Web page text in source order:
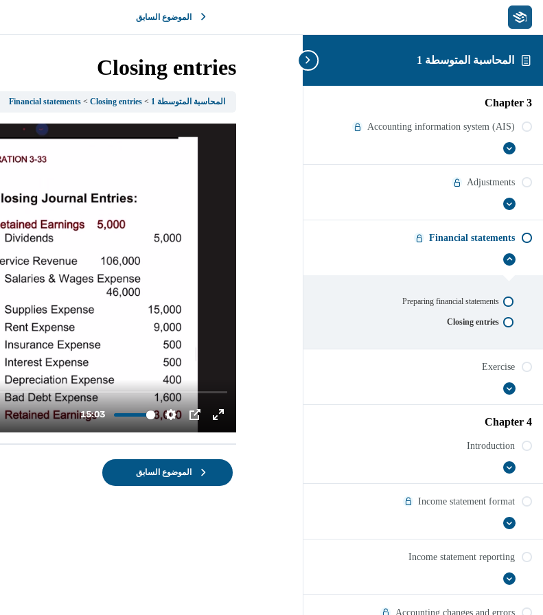
المحاسبة المتوسطة 1
Chapter 3
Accounting information system (AIS)
عرض
الكل
Accounting
information
(AIS)
Adjustments
عرض
الكل
Adjustments
Financial statements
إخفاء
Financial
Preparing financial statements
Closing entries
Exercise
عرض
الكل
Exercise
Chapter 4
Introduction
عرض
الكل
Introduction
Income statement format
عرض
الكل
Income
statement
Income statement reporting
عرض
الكل
Income
statement
Accounting changes and errors
الموضوع السابق
Closing entries
المحاسبة المتوسطة 1 Financial statements Closing entries
الموضوع السابق